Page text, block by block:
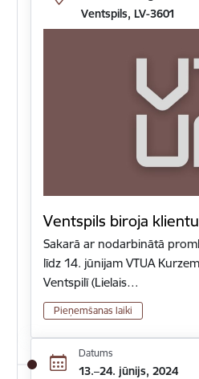
Ventspils, LV-3601
Ventspils biroja
Sakarā ar nodarbinātā
līdz 14. jūnijam VTUA
Ventspilī (Lielais…
Pieņemšanas laiki
Datums
13.–24. jūnijs, 2024